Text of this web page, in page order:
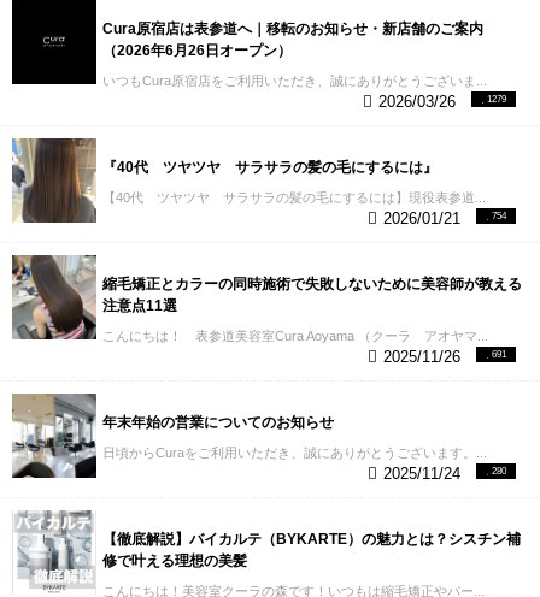
Cura原宿店は表参道へ｜移転のお知らせ・新店舗のご案内
（2026年6月26日オープン）
いつもCura原宿店をご利用いただき、誠にありがとうございま...
1279
2026/03/26
『40代 ツヤツヤ サラサラの髪の毛にするには』
【40代 ツヤツヤ サラサラの髪の毛にするには】現役表参道...
754
2026/01/21
縮毛矯正とカラーの同時施術で失敗しないために美容師が教える
注意点11選
こんにちは！ 表参道美容室Cura Aoyama （クーラ アオヤマ...
691
2025/11/26
年末年始の営業についてのお知らせ
日頃からCuraをご利用いただき、誠にありがとうございます。...
280
2025/11/24
【徹底解説】バイカルテ（BYKARTE）の魅力とは？シスチン補
修で叶える理想の美髪
こんにちは！美容室クーラの森です！いつもは縮毛矯正やパー...